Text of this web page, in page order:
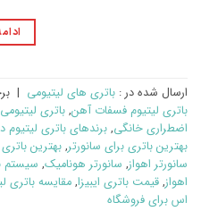
ارسال شده در : باتری های لیتیومی |
باتری لیتیوم فسفات آهن, باتری
اضطراری خانگی, برندهای باتری لیتیوم
بهترین باتری برای سانورتر, بهترین
سانورتر اهواز, سانورتر هونامیک, سیستم
اهواز, قیمت باتری ایبیزا, مقایسه باتری
اس برای فروشگاه